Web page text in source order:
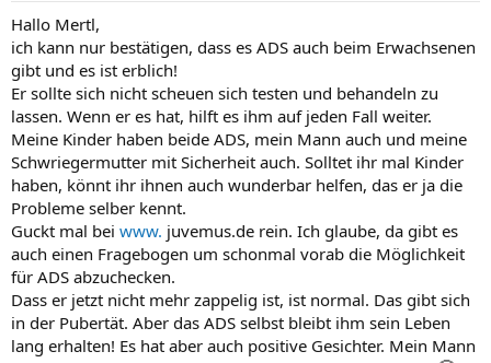
Hallo Mertl,
ich kann nur bestätigen, dass es ADS auch beim Erwachsenen
gibt und es ist erblich!
Er sollte sich nicht scheuen sich testen und behandeln zu
lassen. Wenn er es hat, hilft es ihm auf jeden Fall weiter.
Meine Kinder haben beide ADS, mein Mann auch und meine
Schwriegermutter mit Sicherheit auch. Solltet ihr mal Kinder
haben, könnt ihr ihnen auch wunderbar helfen, das er ja die
Probleme selber kennt.
Guckt mal bei www. juvemus.de rein. Ich glaube, da gibt es
auch einen Fragebogen um schonmal vorab die Möglichkeit
für ADS abzuchecken.
Dass er jetzt nicht mehr zappelig ist, ist normal. Das gibt sich
in der Pubertät. Aber das ADS selbst bleibt ihm sein Leben
lang erhalten! Es hat aber auch positive Gesichter. Mein Mann